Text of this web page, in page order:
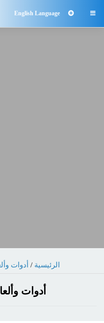

English Language
الرئيسية / أدوات
أدوات